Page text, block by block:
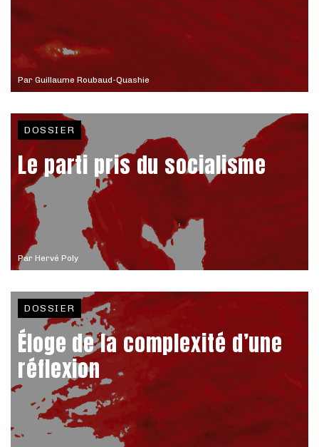
Par Guillaume Roubaud-Quashie
Par Hervé Poly
DOSSIER
Le parti pris du socialisme
DOSSIER
Éloge de la complexité d’une
réflexion